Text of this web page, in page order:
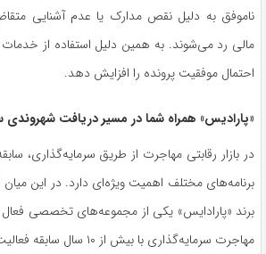
ناموفق به دلیل نقص مدارک یا عدم آشنایی
مالی رد می‌شوند. به همین دلیل استفاده از
احتمال موفقیت پرونده را افزایش دهد.
«پارادیس» همراه شما در مسیر دریافت
در بازار رقابتی مهاجرت از طریق سرمایه‌گذاری،
برنامه‌های مختلف اهمیت ویژه‌ای دارد. در این
برند «پارادایس» یکی از مجموعه‌های تخصصی
مهاجرت سرمایه‌گذاری با بیش